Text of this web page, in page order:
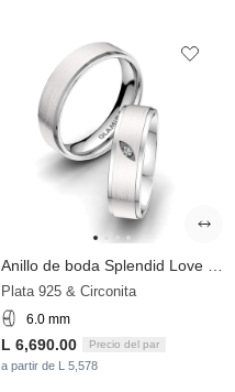
Plata 925 & Circonita
6.0 mm
L 6,690.00 Precio del par
a partir de L 5,578